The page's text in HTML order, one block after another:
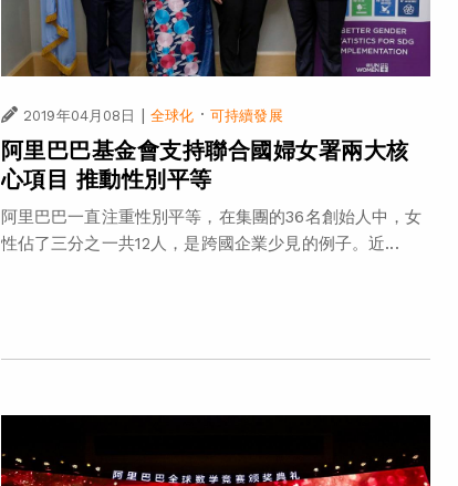
2019年04月08日 | 全球化 · 可持續發展
阿里巴巴基金會支持聯合國婦女署兩大核
心項目 推動性別平等
阿里巴巴一直注重性別平等，在集團的36名創始人中，女
性佔了三分之一共12人，是跨國企業少見的例子。近...